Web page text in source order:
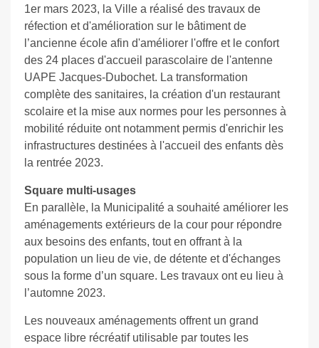
1er mars 2023, la Ville a réalisé des travaux de
réfection et d'amélioration sur le bâtiment de
l’ancienne école afin d'améliorer l'offre et le confort
des 24 places d'accueil parascolaire de l'antenne
UAPE Jacques-Dubochet. La transformation
complète des sanitaires, la création d'un restaurant
scolaire et la mise aux normes pour les personnes à
mobilité réduite ont notamment permis d'enrichir les
infrastructures destinées à l'accueil des enfants dès
la rentrée 2023.
Square multi-usages
En parallèle, la Municipalité a souhaité améliorer les
aménagements extérieurs de la cour pour répondre
aux besoins des enfants, tout en offrant à la
population un lieu de vie, de détente et d'échanges
sous la forme d’un square. Les travaux ont eu lieu à
l’automne 2023.
Les nouveaux aménagements offrent un grand
espace libre récréatif utilisable par toutes les